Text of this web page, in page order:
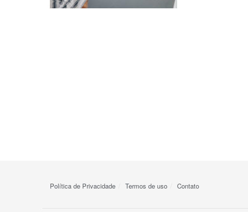
Política de Privacidade Termos de uso Contato